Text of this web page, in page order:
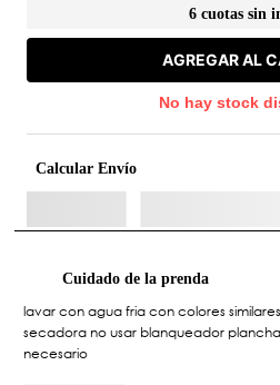
6 cuotas sin
AGREGAR AL
No hay stock
Calcular Envío
Cuidado de la prenda
lavar con agua fria con colores
secadora no usar blanqueador
necesario